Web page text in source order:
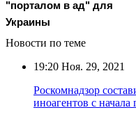
"порталом в ад" для
Украины
Новости по теме
19:20 Ноя. 29, 2021
Роскомнадзор
иноагентов с начала